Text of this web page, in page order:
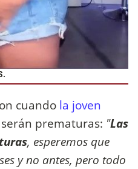
cuando la joven
prematuras: "Las
, esperemos que
y no antes, pero todo